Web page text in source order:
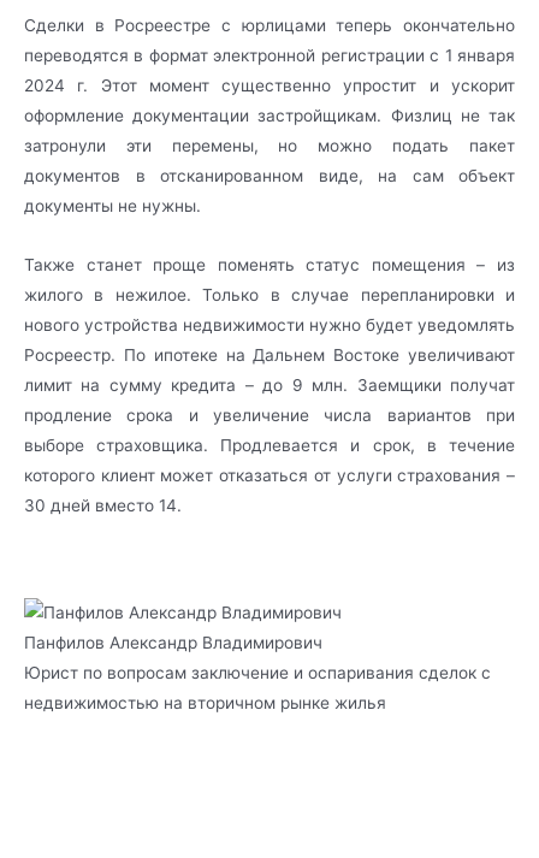
Сделки в Росреестре с юрлицами теперь окончательно
переводятся в формат электронной регистрации с 1 января
2024 г. Этот момент существенно упростит и ускорит
оформление документации застройщикам. Физлиц не так
затронули эти перемены, но можно подать пакет
документов в отсканированном виде, на сам объект
документы не нужны.
Также станет проще поменять статус помещения – из
жилого в нежилое. Только в случае перепланировки и
нового устройства недвижимости нужно будет уведомлять
Росреестр. По ипотеке на Дальнем Востоке увеличивают
лимит на сумму кредита – до 9 млн. Заемщики получат
продление срока и увеличение числа вариантов при
выборе страховщика. Продлевается и срок, в течение
которого клиент может отказаться от услуги страхования –
30 дней вместо 14.
Панфилов Александр Владимирович
Юрист по вопросам заключение и оспаривания сделок с
недвижимостью на вторичном рынке жилья